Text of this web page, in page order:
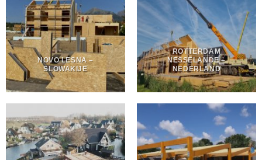
NOVO LESNA –
SLOWAKIJE
ROTTERDAM
NESSELANDE –
NEDERLAND